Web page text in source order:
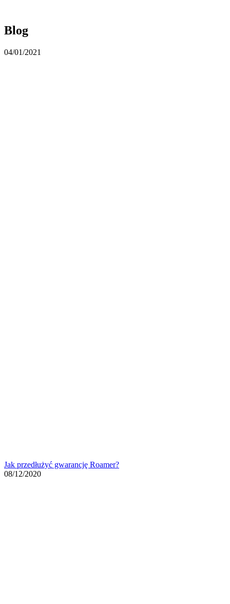
Blog
04/01/2021
Jak przedłużyć gwarancję Roamer?
08/12/2020